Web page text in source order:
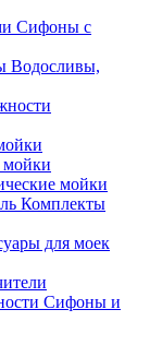
Сифоны с
Водосливы,
мойки
Комплекты
для моек
Сифоны и